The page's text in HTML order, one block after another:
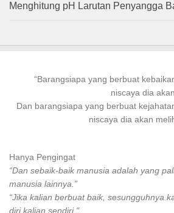
Menghitung pH Larutan Penyangga
“Barangsiapa yang berbuat
niscaya dia
Dan barangsiapa yang berbuat
niscaya dia akan
Hanya Pengingat
“Dan sebaik-baik manusia adalah yang
manusia lainnya.”
“Jika kalian berbuat baik, sesungguhnya
diri kalian sendiri."